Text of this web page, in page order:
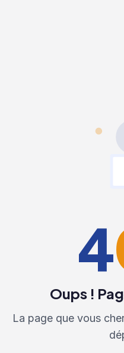
4
Oups !
La page que vous